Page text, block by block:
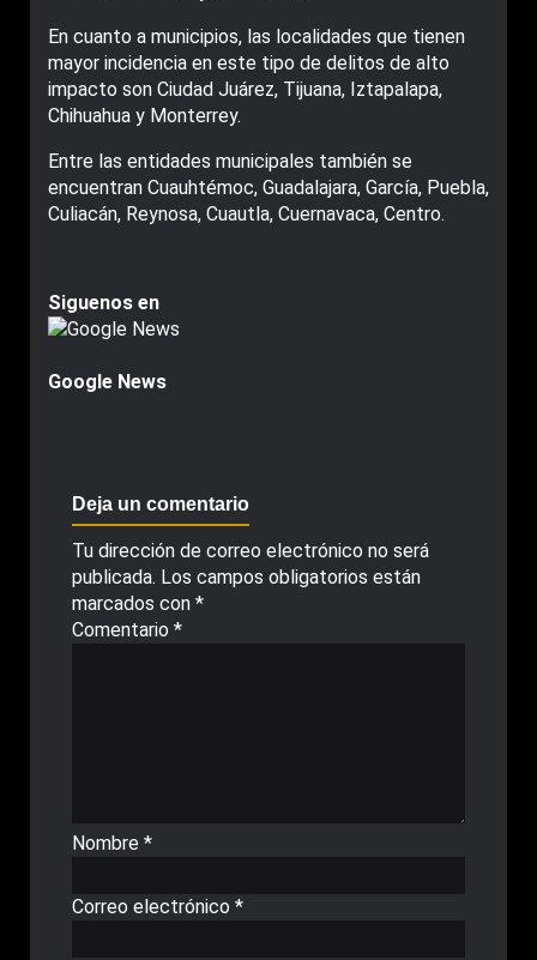
En cuanto a municipios, las localidades que tienen
mayor incidencia en este tipo de delitos de alto
impacto son Ciudad Juárez, Tijuana, Iztapalapa,
Chihuahua y Monterrey.
Entre las entidades municipales también se
encuentran Cuauhtémoc, Guadalajara, García, Puebla,
Culiacán, Reynosa, Cuautla, Cuernavaca, Centro.
Siguenos en
Google News
Deja un comentario
Tu dirección de correo electrónico no será
publicada. Los campos obligatorios están
marcados con *
Comentario *
Nombre *
Correo electrónico *